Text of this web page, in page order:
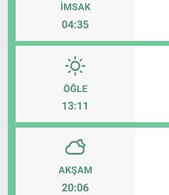
İMSAK
04:35
ÖĞLE
13:11
AKŞAM
20:06